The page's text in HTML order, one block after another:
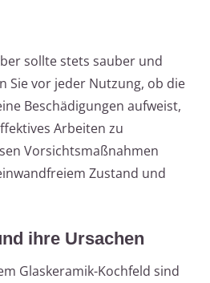
sollte stets sauber und
Sie vor jeder Nutzung, ob die
Beschädigungen aufweist,
Arbeiten zu
Vorsichtsmaßnahmen
Zustand und
ihre Ursachen
Glaskeramik-Kochfeld sind